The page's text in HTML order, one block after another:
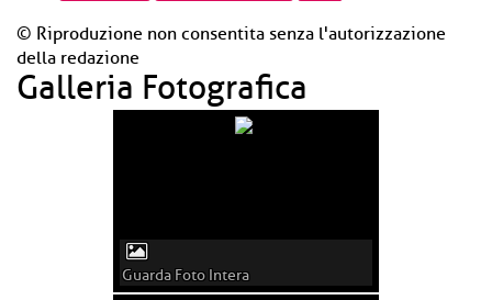
© Riproduzione non consentita senza l'autorizzazione
della redazione
Galleria Fotografica
Guarda Foto Intera